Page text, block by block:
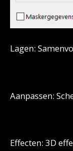
Lagen:
Aanpassen:
Effecten: 3D